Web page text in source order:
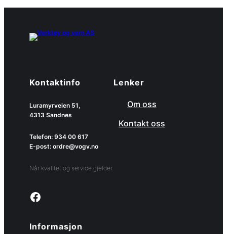
Kontaktinfo
Luramyrveien 51,
4313 Sandnes
Telefon: 934 00 617
E-post: ordre@vogv.no
Når kvalitet og service gjelder.
Link to facebook page
Lenker
Om oss
Kontakt oss
Informasjon